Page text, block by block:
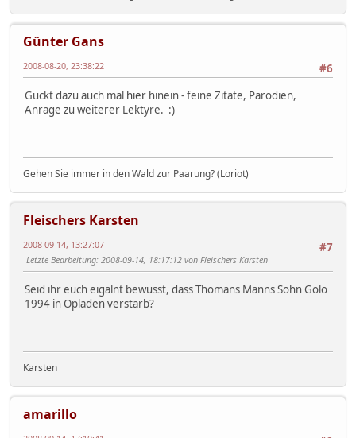
Günter Gans
#6
2008-08-20, 23:38:22
Guckt dazu auch mal hier hinein - feine Zitate, Parodien,
Anrage zu weiterer Lektyre. :)
Gehen Sie immer in den Wald zur Paarung? (Loriot)
Fleischers Karsten
#7
2008-09-14, 13:27:07
Letzte Bearbeitung: 2008-09-14, 18:17:12 von Fleischers Karsten
Seid ihr euch eigalnt bewusst, dass Thomans Manns Sohn Golo
1994 in Opladen verstarb?
Karsten
amarillo